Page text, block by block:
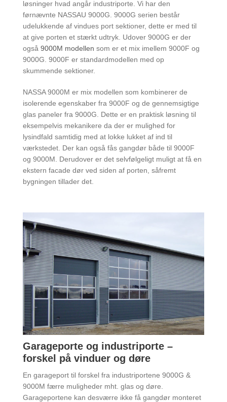
løsninger hvad angår industriporte. Vi har den
førnævnte NASSAU 9000G. 9000G serien består
udelukkende af vindues port sektioner, dette er med til
at give porten et stærkt udtryk. Udover 9000G er der
også 9000M modellen som er et mix imellem 9000F og
9000G. 9000F er standardmodellen med op
skummende sektioner.
NASSA 9000M er mix modellen som kombinerer de
isolerende egenskaber fra 9000F og de gennemsigtige
glas paneler fra 9000G. Dette er en praktisk løsning til
eksempelvis mekanikere da der er mulighed for
lysindfald samtidig med at lokke lukket af ind til
værkstedet. Der kan også fås gangdør både til 9000F
og 9000M. Derudover er det selvfølgeligt muligt at få en
ekstern facade dør ved siden af porten, såfremt
bygningen tillader det.
Garageporte og industriporte –
forskel på vinduer og døre
En garageport til forskel fra industriportene 9000G &
9000M færre muligheder mht. glas og døre.
Garageportene kan desværre ikke få gangdør monteret